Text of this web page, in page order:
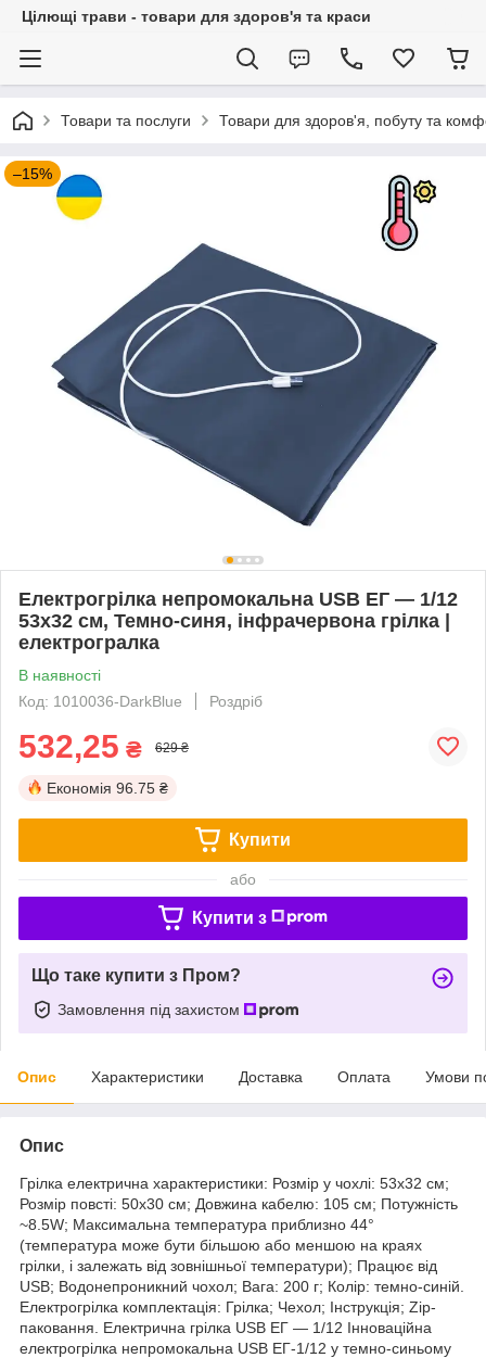
Цілющі трави - товари для здоров'я та краси
Товари та послуги Товари для здоров'я, побуту та
–15%
Електрогрілка непромокальна USB ЕГ — 1/12
53х32 см, Темно-синя, інфрачервона грілка |
електрогралка
В наявності
Код: 1010036-DarkBlue
Роздріб
532,25 ₴ 629 ₴
Економія 96.75 ₴
Купити
або
Купити з
Що таке купити з Пром?
Замовлення під захистом
Опис Характеристики Доставка Оплата Умови
Опис
Грілка електрична характеристики: Розмір у чохлі: 53х32 см;
Розмір повсті: 50х30 см; Довжина кабелю: 105 см; Потужність
~8.5W; Максимальна температура приблизно 44°
(температура може бути більшою або меншою на краях
грілки, і залежать від зовнішньої температури); Працює від
USB; Водонепроникний чохол; Вага: 200 г; Колір: темно-синій.
Електрогрілка комплектація: Грілка; Чехол; Інструкція; Zip-
паковання. Електрична грілка USB ЕГ — 1/12 Інноваційна
електрогрілка непромокальна USB ЕГ-1/12 у темно-синьому